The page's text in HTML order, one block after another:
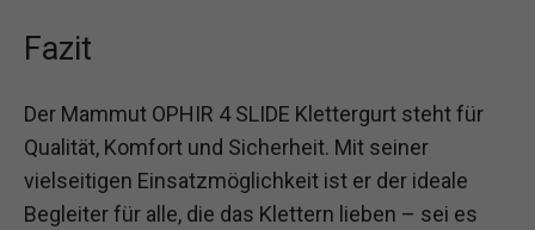
Fazit
Der Mammut OPHIR 4 SLIDE Klettergurt steht für
Qualität, Komfort und Sicherheit. Mit seiner
vielseitigen Einsatzmöglichkeit ist er der ideale
Begleiter für alle, die das Klettern lieben – sei es